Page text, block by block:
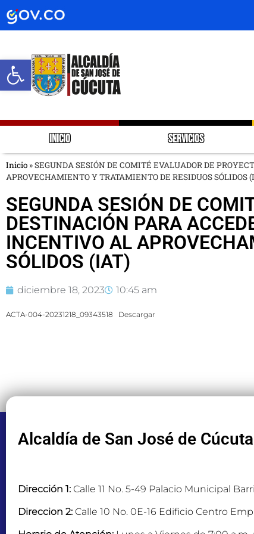
Abrir barra de herramientas
INICIO SERVICIOS
Inicio »SEGUNDA SESIÓN DE COMITÉ EVALUADOR DE
APROVECHAMIENTO Y TRATAMIENTO DE RESIDUOS SÓLIDOS
SEGUNDA SESIÓN DE
DESTINACIÓN PARA
INCENTIVO AL
SÓLIDOS (IAT)
diciembre 18, 2023 10:45 am
ACTA-004-20231218_09343518 Descargar
Alcaldía de San José de Cúcuta
Dirección 1: Calle 11 No. 5-49 Palacio Municipal
Direccion 2: Calle 10 No. 0E-16 Edificio Centro